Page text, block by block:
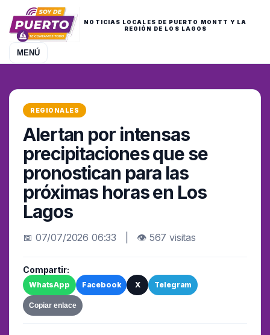
NOTICIAS LOCALES DE PUERTO MONTT Y LA
REGIÓN DE LOS LAGOS
MENÚ
REGIONALES
Alertan por intensas
precipitaciones que se
pronostican para las
próximas horas en Los
Lagos
📅 07/07/2026 06:33 | 👁 567 visitas
Compartir:
WhatsApp Facebook X Telegram
Copiar enlace